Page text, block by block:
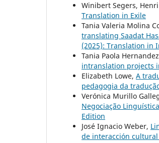
Winibert Segers,
Translation in Exile
Tania Valeria Molina
translating Saadat
(2025): Translation in
Tania Paola
intranslation projects
Elizabeth Lowe, A
pedagogia da
Verónica Murillo
Negociação
Edition
José Ignacio Weber,
de interacción cultural